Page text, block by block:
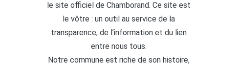
le site officiel de Chamborand. Ce site est
le vôtre : un outil au service de la
transparence, de l’information et du lien
entre nous tous.
Notre commune est riche de son histoire,